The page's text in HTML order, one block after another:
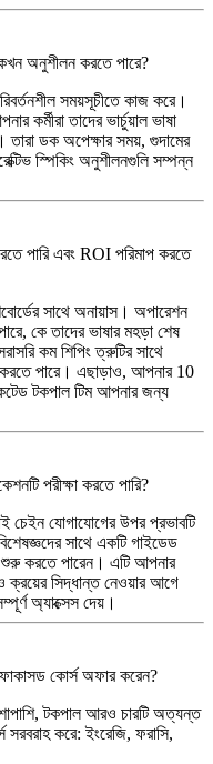
অনুশীলন করতে পারে?
সময়সূচীতে কাজ করে।
কর্মীরা তাদের ভার্চুয়াল ভাষা
ডক অপেক্ষার সময়, গুদামের
স্পিকিং অনুশীলনগুলি সম্পন্ন
পারি এবং ROI পরিমাপ করতে
সাথে অনায়াস। অপারেশন
কে তাদের ভাষার মহড়া শেষ
কম শিপিং ত্রুটির সাথে
করতে পারে। এছাড়াও, আপনার 10
টকপাল টিম আপনার জন্য
পরীক্ষা করতে পারি?
চেইন যোগাযোগের উপর প্রভাবটি
সাথে একটি গাইডেড
শুরু করতে পারেন। এটি আপনার
ক্রয়ের সিদ্ধান্ত নেওয়ার আগে
অ্যাক্সেস দেয়।
কোর্স অফার করেন?
টকপাল আরও চারটি অত্যন্ত
সরবরাহ করে: ইংরেজি, ফরাসি,